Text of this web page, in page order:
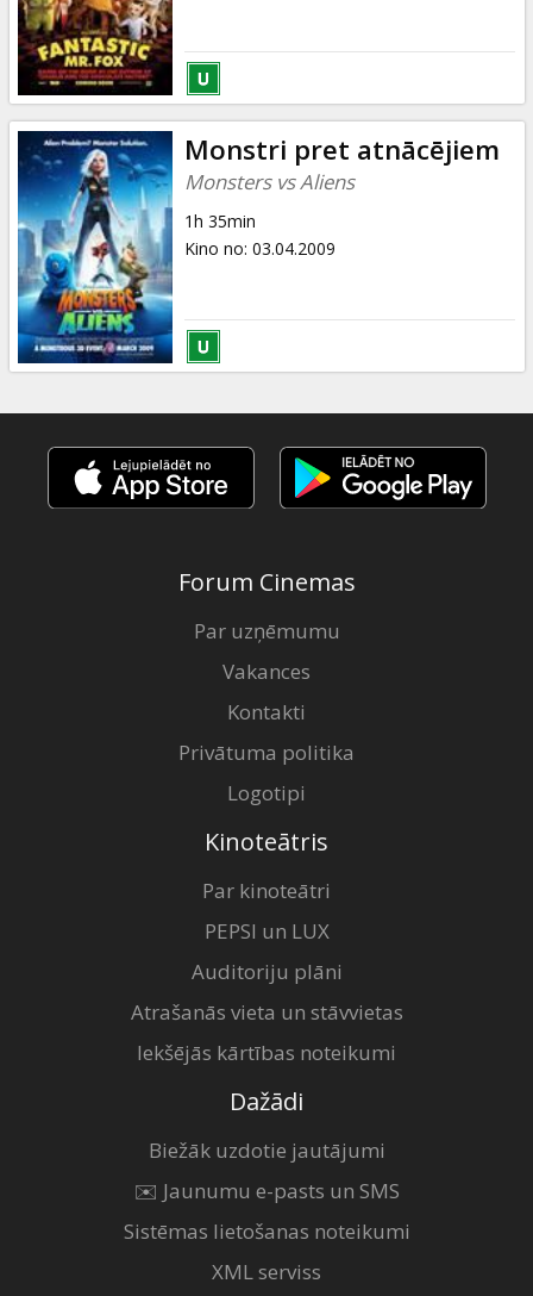
Monstri pret atnācējiem
Monsters vs Aliens
1h 35min
Kino no: 03.04.2009
Forum Cinemas
Par uzņēmumu
Vakances
Kontakti
Privātuma politika
Logotipi
Kinoteātris
Par kinoteātri
PEPSI un LUX
Auditoriju plāni
Atrašanās vieta un stāvvietas
Iekšējās kārtības noteikumi
Dažādi
Biežāk uzdotie jautājumi
✉️ Jaunumu e-pasts un SMS
Sistēmas lietošanas noteikumi
XML serviss